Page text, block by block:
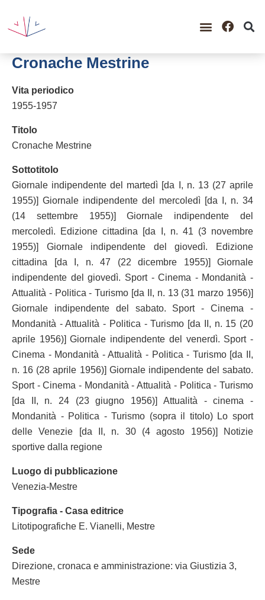
Cronache Mestrine
Vita periodico
1955-1957
Titolo
Cronache Mestrine
Sottotitolo
Giornale indipendente del martedì [da I, n. 13 (27 aprile
1955)] Giornale indipendente del mercoledì [da I, n. 34
(14 settembre 1955)] Giornale indipendente del
mercoledì. Edizione cittadina [da I, n. 41 (3 novembre
1955)] Giornale indipendente del giovedì. Edizione
cittadina [da I, n. 47 (22 dicembre 1955)] Giornale
indipendente del giovedì. Sport - Cinema - Mondanità -
Attualità - Politica - Turismo [da II, n. 13 (31 marzo 1956)]
Giornale indipendente del sabato. Sport - Cinema -
Mondanità - Attualità - Politica - Turismo [da II, n. 15 (20
aprile 1956)] Giornale indipendente del venerdì. Sport -
Cinema - Mondanità - Attualità - Politica - Turismo [da II,
n. 16 (28 aprile 1956)] Giornale indipendente del sabato.
Sport - Cinema - Mondanità - Attualità - Politica - Turismo
[da II, n. 24 (23 giugno 1956)] Attualità - cinema -
Mondanità - Politica - Turismo (sopra il titolo) Lo sport
delle Venezie [da II, n. 30 (4 agosto 1956)] Notizie
sportive dalla regione
Luogo di pubblicazione
Venezia-Mestre
Tipografia - Casa editrice
Litotipografiche E. Vianelli, Mestre
Sede
Direzione, cronaca e amministrazione: via Giustizia 3,
Mestre